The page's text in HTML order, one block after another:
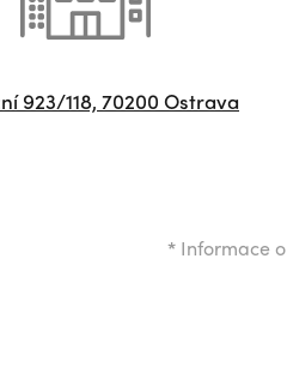
923/118, 70200 Ostrava
* Informace